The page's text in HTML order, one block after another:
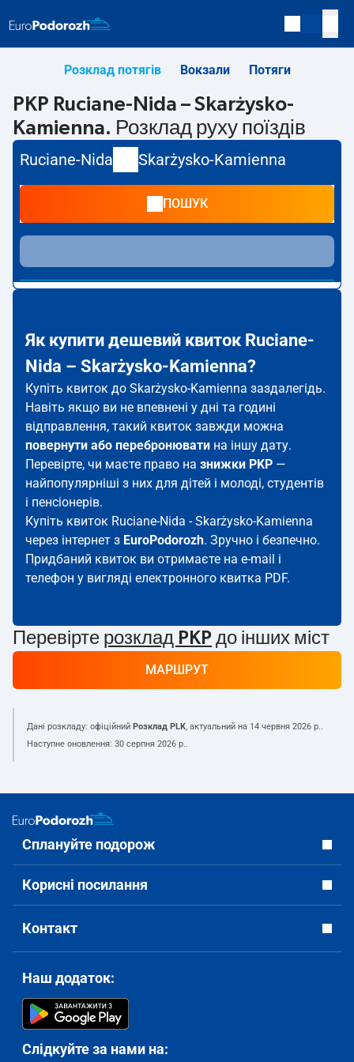
Розклад потягів Вокзали Потяги
PKP Ruciane-Nida – Skarżysko-
Kamienna. Розклад руху поїздів
Ruciane-Nida Skarżysko-Kamienna
ПОШУК
Як купити дешевий квиток Ruciane-
Nida – Skarżysko-Kamienna?
Купіть квиток до Skarżysko-Kamienna заздалегідь.
Навіть якщо ви не впевнені у дні та годині
відправлення, такий квиток завжди можна
повернути або перебронювати на іншу дату.
Перевірте, чи маєте право на знижки PKP —
найпопулярніші з них для дітей і молоді, студентів
і пенсіонерів.
Купіть квиток Ruciane-Nida - Skarżysko-Kamienna
через інтернет з EuroPodorozh. Зручно і безпечно.
Придбаний квиток ви отримаєте на e-mail і
телефон у вигляді електронного квитка PDF.
Перевірте розклад PKP до інших міст
МАРШРУТ
Дані розкладу: офіційний Розклад PLK, актуальний на 14 червня 2026 р..
Наступне оновлення: 30 серпня 2026 р..
Сплануйте подорож
Корисні посилання
Контакт
Наш додаток:
Слідкуйте за нами на: